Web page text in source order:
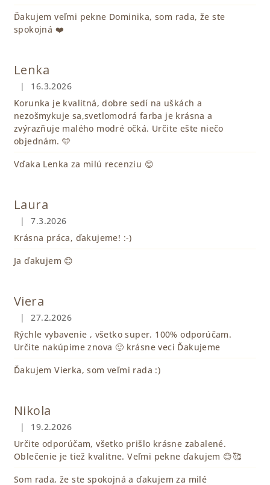
Ďakujem veľmi pekne Dominika, som rada, že ste
spokojná ❤️
Lenka
Hodnotenie obchodu je 5 z 5 hviezdičiek.
|
16.3.2026
Korunka je kvalitná, dobre sedí na uškách a
nezošmykuje sa,svetlomodrá farba je krásna a
zvýrazňuje malého modré očká. Určite ešte niečo
objednám. 🩵
Vďaka Lenka za milú recenziu 😊
Laura
Hodnotenie obchodu je 5 z 5 hviezdičiek.
|
7.3.2026
Krásna práca, ďakujeme! :-)
Ja ďakujem 😊
Viera
Hodnotenie obchodu je 5 z 5 hviezdičiek.
|
27.2.2026
Rýchle vybavenie , všetko super. 100% odporúčam.
Určite nakúpime znova 🙂 krásne veci Ďakujeme
Ďakujem Vierka, som veľmi rada :)
Nikola
Hodnotenie obchodu je 5 z 5 hviezdičiek.
|
19.2.2026
Určite odporúčam, všetko prišlo krásne zabalené.
Oblečenie je tiež kvalitne. Veľmi pekne ďakujem 😊🥰
Som rada, že ste spokojná a ďakujem za milé